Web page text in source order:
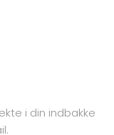
i din indbakke